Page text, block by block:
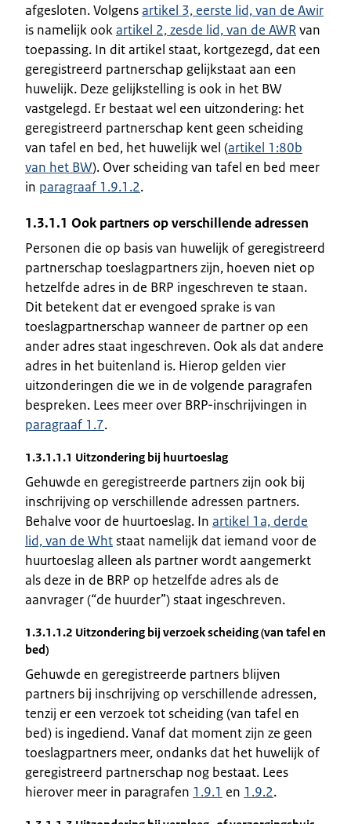
afgesloten. Volgensartikel 3, eerste lid, van de Awir
is namelijk ookartikel 2, zesde lid, van de AWRvan
toepassing. In dit artikel staat, kortgezegd, dat een
geregistreerd partnerschap gelijkstaat aan een
huwelijk. Deze gelijkstelling is ook in het BW
vastgelegd. Er bestaat wel een uitzondering: het
geregistreerd partnerschap kent geen scheiding
van tafel en bed, het huwelijk wel (artikel 1:80b
van het BW). Over scheiding van tafel en bed meer
in paragraaf 1.9.1.2.
1.3.1.1 Ook partners op verschillende adressen
Personen die op basis van huwelijk of geregistreerd
partnerschap toeslagpartners zijn, hoeven niet op
hetzelfde adres in de BRP ingeschreven te staan.
Dit betekent dat er evengoed sprake is van
toeslagpartnerschap wanneer de partner op een
ander adres staat ingeschreven. Ook als dat andere
adres in het buitenland is. Hierop gelden vier
uitzonderingen die we in de volgende paragrafen
bespreken. Lees meer over BRP-inschrijvingen in
paragraaf 1.7.
1.3.1.1.1 Uitzondering bij huurtoeslag
Gehuwde en geregistreerde partners zijn ook bij
inschrijving op verschillende adressen partners.
Behalve voor de huurtoeslag. In artikel 1a, derde
lid, van de Whtstaat namelijk dat iemand voor de
huurtoeslag alleen als partner wordt aangemerkt
als deze in de BRP op hetzelfde adres als de
aanvrager (“de huurder”) staat ingeschreven.
1.3.1.1.2 Uitzondering bij verzoek scheiding (van tafel en
bed)
Gehuwde en geregistreerde partners blijven
partners bij inschrijving op verschillende adressen,
tenzij er een verzoek tot scheiding (van tafel en
bed) is ingediend. Vanaf dat moment zijn ze geen
toeslagpartners meer, ondanks dat het huwelijk of
geregistreerd partnerschap nog bestaat. Lees
hierover meer in paragrafen 1.9.1 en 1.9.2.